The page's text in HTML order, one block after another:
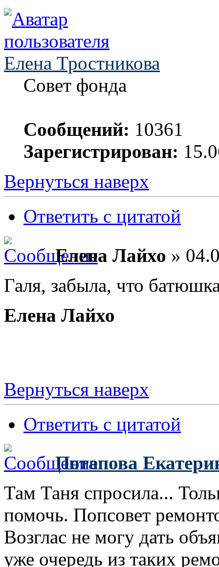
Елена Тростникова
Совет фонда
Сообщений: 10361
Зарегистрирован:
Вернуться наверх
Ответить с цитатой
Елена Лайхо »
Галя, забыла, что
Елена Лайхо
Вернуться наверх
Ответить с цитатой
Потапова
Там Таня спросила...
помочь. Попсовет
Возглас не могу дать
уже очередь из таких